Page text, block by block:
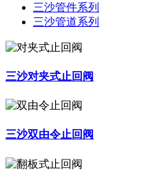
三沙管件系列
三沙管道系列
三沙对夹式止回阀
三沙双由令止回阀